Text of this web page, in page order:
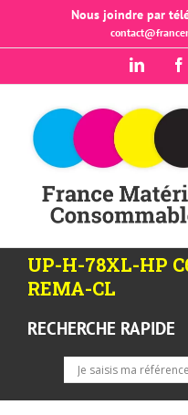
Nous joindre par
LinkedIn
UP-H-78XL-HP
REMA-CL
RECHERCHE RAPIDE